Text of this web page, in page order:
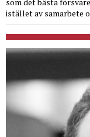
istället av samarbete